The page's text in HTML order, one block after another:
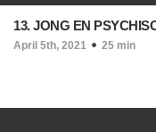
13. JONG EN
April 5th, 2021 25 min